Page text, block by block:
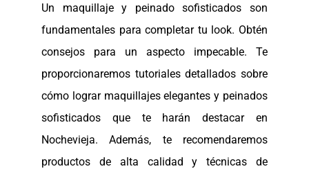
Un maquillaje y peinado sofisticados son
fundamentales para completar tu look. Obtén
consejos para un aspecto impecable. Te
proporcionaremos tutoriales detallados sobre
cómo lograr maquillajes elegantes y peinados
sofisticados que te harán destacar en
Nochevieja. Además, te recomendaremos
productos de alta calidad y técnicas de